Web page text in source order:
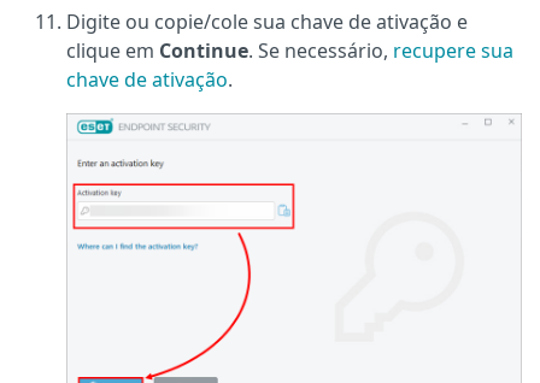
Digite ou copie/cole sua chave de ativação e
clique em Continue. Se necessário, recupere sua
chave de ativação.